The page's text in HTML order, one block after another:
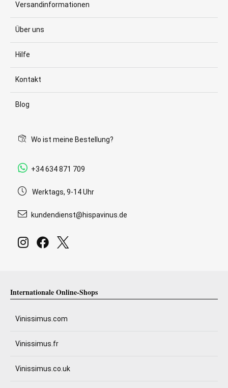
Versandinformationen
Über uns
Hilfe
Kontakt
Blog
Wo ist meine Bestellung?
+34 634 871 709
Werktags, 9-14 Uhr
kundendienst@hispavinus.de
Internationale Online-Shops
Vinissimus.com
Vinissimus.fr
Vinissimus.co.uk